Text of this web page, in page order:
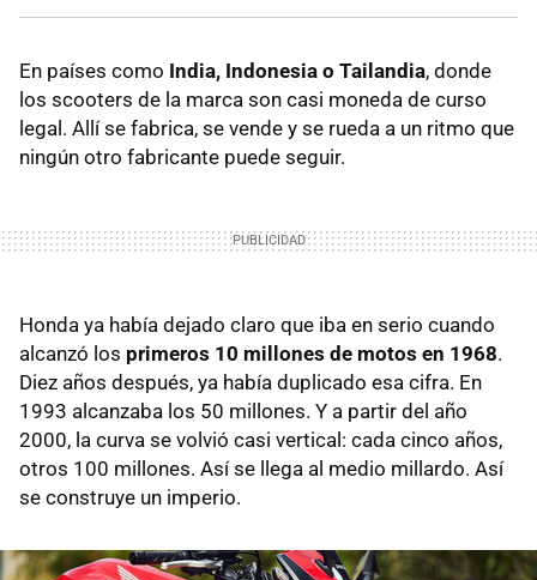
En países como India, Indonesia o Tailandia, donde
los scooters de la marca son casi moneda de curso
legal. Allí se fabrica, se vende y se rueda a un ritmo que
ningún otro fabricante puede seguir.
Honda ya había dejado claro que iba en serio cuando
alcanzó los primeros 10 millones de motos en 1968.
Diez años después, ya había duplicado esa cifra. En
1993 alcanzaba los 50 millones. Y a partir del año
2000, la curva se volvió casi vertical: cada cinco años,
otros 100 millones. Así se llega al medio millardo. Así
se construye un imperio.